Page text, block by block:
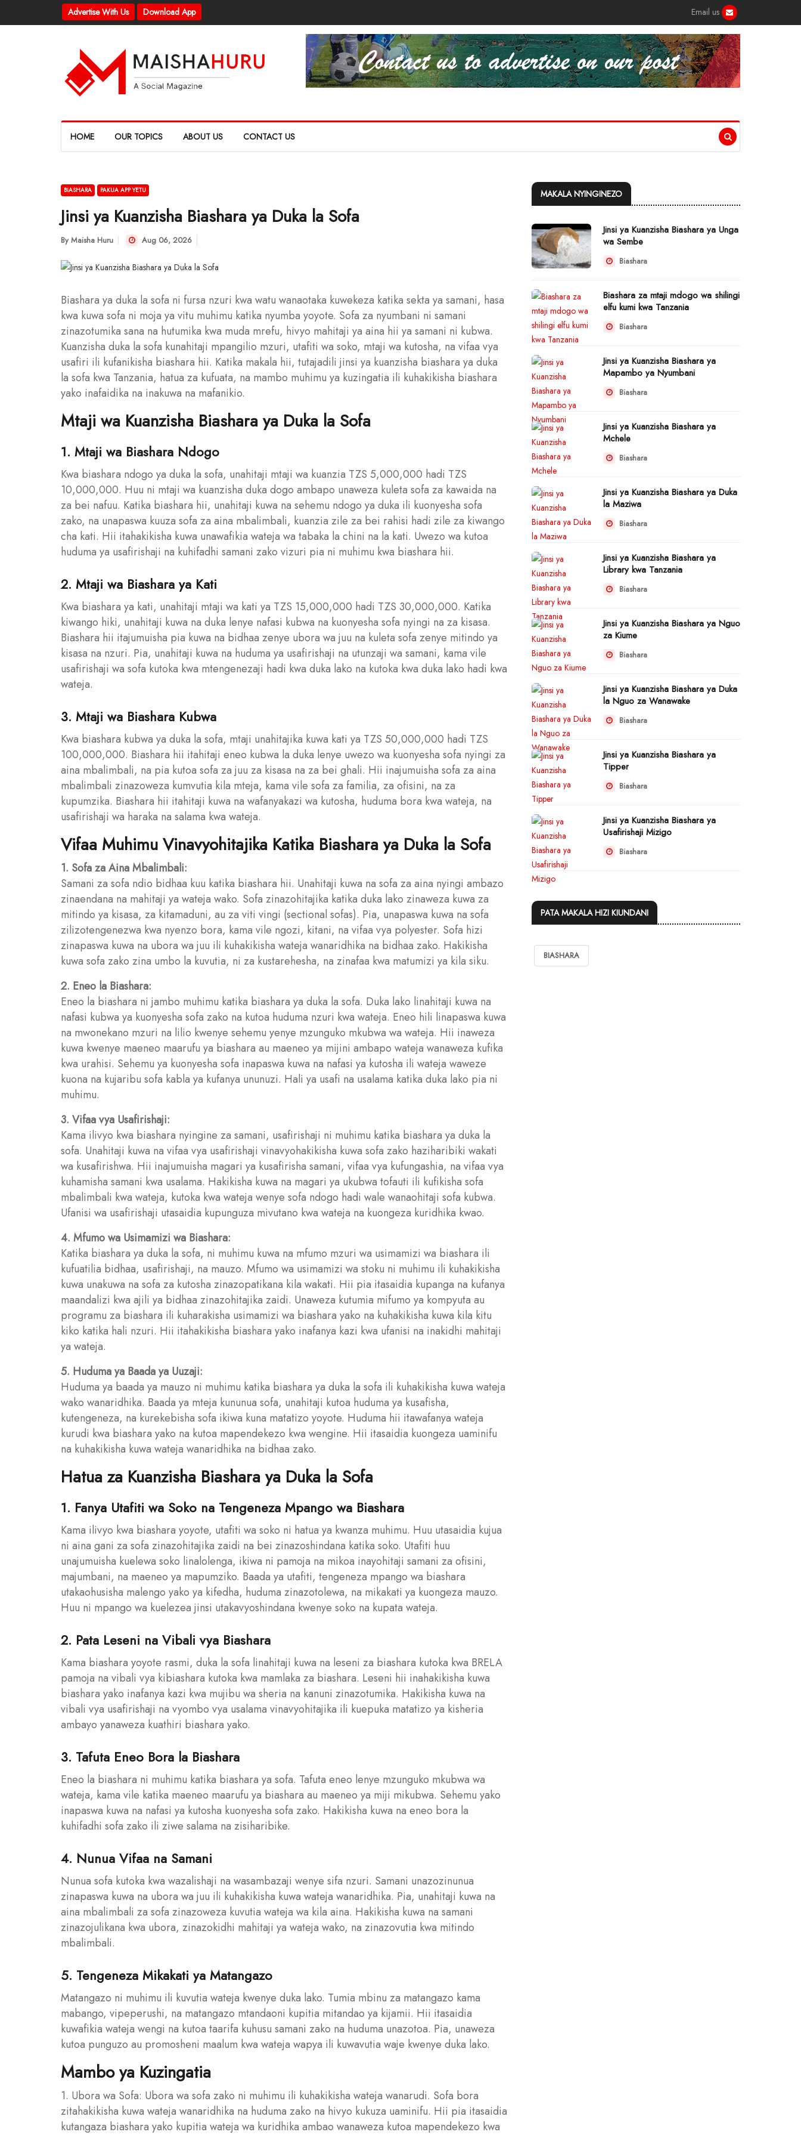
Advertise With Us Download App Email us
HOME OUR TOPICS ABOUT US CONTACT US
BIASHARA PAKUA APP YETU
Jinsi ya Kuanzisha Biashara ya Duka la Sofa
By Maisha Huru Aug 06, 2026
Biashara ya duka la sofa ni fursa nzuri kwa watu wanaotaka kuwekeza katika sekta ya samani, hasa
kwa kuwa sofa ni moja ya vitu muhimu katika nyumba yoyote. Sofa za nyumbani ni samani
zinazotumika sana na hutumika kwa muda mrefu, hivyo mahitaji ya aina hii ya samani ni kubwa.
Kuanzisha duka la sofa kunahitaji mpangilio mzuri, utafiti wa soko, mtaji wa kutosha, na vifaa vya
usafiri ili kufanikisha biashara hii. Katika makala hii, tutajadili jinsi ya kuanzisha biashara ya duka
la sofa kwa Tanzania, hatua za kufuata, na mambo muhimu ya kuzingatia ili kuhakikisha biashara
yako inafaidika na inakuwa na mafanikio.
Mtaji wa Kuanzisha Biashara ya Duka la Sofa
1. Mtaji wa Biashara Ndogo
Kwa biashara ndogo ya duka la sofa, unahitaji mtaji wa kuanzia TZS 5,000,000 hadi TZS
10,000,000. Huu ni mtaji wa kuanzisha duka dogo ambapo unaweza kuleta sofa za kawaida na
za bei nafuu. Katika biashara hii, unahitaji kuwa na sehemu ndogo ya duka ili kuonyesha sofa
zako, na unapaswa kuuza sofa za aina mbalimbali, kuanzia zile za bei rahisi hadi zile za kiwango
cha kati. Hii itahakikisha kuwa unawafikia wateja wa tabaka la chini na la kati. Uwezo wa kutoa
huduma ya usafirishaji na kuhifadhi samani zako vizuri pia ni muhimu kwa biashara hii.
2. Mtaji wa Biashara ya Kati
Kwa biashara ya kati, unahitaji mtaji wa kati ya TZS 15,000,000 hadi TZS 30,000,000. Katika
kiwango hiki, unahitaji kuwa na duka lenye nafasi kubwa na kuonyesha sofa nyingi na za kisasa.
Biashara hii itajumuisha pia kuwa na bidhaa zenye ubora wa juu na kuleta sofa zenye mitindo ya
kisasa na nzuri. Pia, unahitaji kuwa na huduma ya usafirishaji na utunzaji wa samani, kama vile
usafirishaji wa sofa kutoka kwa mtengenezaji hadi kwa duka lako na kutoka kwa duka lako hadi kwa
wateja.
3. Mtaji wa Biashara Kubwa
Kwa biashara kubwa ya duka la sofa, mtaji unahitajika kuwa kati ya TZS 50,000,000 hadi TZS
100,000,000. Biashara hii itahitaji eneo kubwa la duka lenye uwezo wa kuonyesha sofa nyingi za
aina mbalimbali, na pia kutoa sofa za juu za kisasa na za bei ghali. Hii inajumuisha sofa za aina
mbalimbali zinazoweza kumvutia kila mteja, kama vile sofa za familia, za ofisini, na za
kupumzika. Biashara hii itahitaji kuwa na wafanyakazi wa kutosha, huduma bora kwa wateja, na
usafirishaji wa haraka na salama kwa wateja.
Vifaa Muhimu Vinavyohitajika Katika Biashara ya Duka la Sofa
1. Sofa za Aina Mbalimbali:
Samani za sofa ndio bidhaa kuu katika biashara hii. Unahitaji kuwa na sofa za aina nyingi ambazo
zinaendana na mahitaji ya wateja wako. Sofa zinazohitajika katika duka lako zinaweza kuwa za
mitindo ya kisasa, za kitamaduni, au za viti vingi (sectional sofas). Pia, unapaswa kuwa na sofa
zilizotengenezwa kwa nyenzo bora, kama vile ngozi, kitani, na vifaa vya polyester. Sofa hizi
zinapaswa kuwa na ubora wa juu ili kuhakikisha wateja wanaridhika na bidhaa zako. Hakikisha
kuwa sofa zako zina umbo la kuvutia, ni za kustarehesha, na zinafaa kwa matumizi ya kila siku.
2. Eneo la Biashara:
Eneo la biashara ni jambo muhimu katika biashara ya duka la sofa. Duka lako linahitaji kuwa na
nafasi kubwa ya kuonyesha sofa zako na kutoa huduma nzuri kwa wateja. Eneo hili linapaswa kuwa
na mwonekano mzuri na lilio kwenye sehemu yenye mzunguko mkubwa wa wateja. Hii inaweza
kuwa kwenye maeneo maarufu ya biashara au maeneo ya mijini ambapo wateja wanaweza kufika
kwa urahisi. Sehemu ya kuonyesha sofa inapaswa kuwa na nafasi ya kutosha ili wateja waweze
kuona na kujaribu sofa kabla ya kufanya ununuzi. Hali ya usafi na usalama katika duka lako pia ni
muhimu.
3. Vifaa vya Usafirishaji:
Kama ilivyo kwa biashara nyingine za samani, usafirishaji ni muhimu katika biashara ya duka la
sofa. Unahitaji kuwa na vifaa vya usafirishaji vinavyohakikisha kuwa sofa zako haziharibiki wakati
wa kusafirishwa. Hii inajumuisha magari ya kusafirisha samani, vifaa vya kufungashia, na vifaa vya
kuhamisha samani kwa usalama. Hakikisha kuwa na magari ya ukubwa tofauti ili kufikisha sofa
mbalimbali kwa wateja, kutoka kwa wateja wenye sofa ndogo hadi wale wanaohitaji sofa kubwa.
Ufanisi wa usafirishaji utasaidia kupunguza mivutano kwa wateja na kuongeza kuridhika kwao.
4. Mfumo wa Usimamizi wa Biashara:
Katika biashara ya duka la sofa, ni muhimu kuwa na mfumo mzuri wa usimamizi wa biashara ili
kufuatilia bidhaa, usafirishaji, na mauzo. Mfumo wa usimamizi wa stoku ni muhimu ili kuhakikisha
kuwa unakuwa na sofa za kutosha zinazopatikana kila wakati. Hii pia itasaidia kupanga na kufanya
maandalizi kwa ajili ya bidhaa zinazohitajika zaidi. Unaweza kutumia mifumo ya kompyuta au
programu za biashara ili kuharakisha usimamizi wa biashara yako na kuhakikisha kuwa kila kitu
kiko katika hali nzuri. Hii itahakikisha biashara yako inafanya kazi kwa ufanisi na inakidhi mahitaji
ya wateja.
5. Huduma ya Baada ya Uuzaji:
Huduma ya baada ya mauzo ni muhimu katika biashara ya duka la sofa ili kuhakikisha kuwa wateja
wako wanaridhika. Baada ya mteja kununua sofa, unahitaji kutoa huduma ya kusafisha,
kutengeneza, na kurekebisha sofa ikiwa kuna matatizo yoyote. Huduma hii itawafanya wateja
kurudi kwa biashara yako na kutoa mapendekezo kwa wengine. Hii itasaidia kuongeza uaminifu
na kuhakikisha kuwa wateja wanaridhika na bidhaa zako.
Hatua za Kuanzisha Biashara ya Duka la Sofa
1. Fanya Utafiti wa Soko na Tengeneza Mpango wa Biashara
Kama ilivyo kwa biashara yoyote, utafiti wa soko ni hatua ya kwanza muhimu. Huu utasaidia kujua
ni aina gani za sofa zinazohitajika zaidi na bei zinazoshindana katika soko. Utafiti huu
unajumuisha kuelewa soko linalolenga, ikiwa ni pamoja na mikoa inayohitaji samani za ofisini,
majumbani, na maeneo ya mapumziko. Baada ya utafiti, tengeneza mpango wa biashara
utakaohusisha malengo yako ya kifedha, huduma zinazotolewa, na mikakati ya kuongeza mauzo.
Huu ni mpango wa kuelezea jinsi utakavyoshindana kwenye soko na kupata wateja.
2. Pata Leseni na Vibali vya Biashara
Kama biashara yoyote rasmi, duka la sofa linahitaji kuwa na leseni za biashara kutoka kwa BRELA
pamoja na vibali vya kibiashara kutoka kwa mamlaka za biashara. Leseni hii inahakikisha kuwa
biashara yako inafanya kazi kwa mujibu wa sheria na kanuni zinazotumika. Hakikisha kuwa na
vibali vya usafirishaji na vyombo vya usalama vinavyohitajika ili kuepuka matatizo ya kisheria
ambayo yanaweza kuathiri biashara yako.
3. Tafuta Eneo Bora la Biashara
Eneo la biashara ni muhimu katika biashara ya sofa. Tafuta eneo lenye mzunguko mkubwa wa
wateja, kama vile katika maeneo maarufu ya biashara au maeneo ya miji mikubwa. Sehemu yako
inapaswa kuwa na nafasi ya kutosha kuonyesha sofa zako. Hakikisha kuwa na eneo bora la
kuhifadhi sofa zako ili ziwe salama na zisiharibike.
4. Nunua Vifaa na Samani
Nunua sofa kutoka kwa wazalishaji na wasambazaji wenye sifa nzuri. Samani unazozinunua
zinapaswa kuwa na ubora wa juu ili kuhakikisha kuwa wateja wanaridhika. Pia, unahitaji kuwa na
aina mbalimbali za sofa zinazoweza kuvutia wateja wa kila aina. Hakikisha kuwa na samani
zinazojulikana kwa ubora, zinazokidhi mahitaji ya wateja wako, na zinazovutia kwa mitindo
mbalimbali.
5. Tengeneza Mikakati ya Matangazo
Matangazo ni muhimu ili kuvutia wateja kwenye duka lako. Tumia mbinu za matangazo kama
mabango, vipeperushi, na matangazo mtandaoni kupitia mitandao ya kijamii. Hii itasaidia
kuwafikia wateja wengi na kutoa taarifa kuhusu samani zako na huduma unazotoa. Pia, unaweza
kutoa punguzo au promosheni maalum kwa wateja wapya ili kuwavutia waje kwenye duka lako.
Mambo ya Kuzingatia
1. Ubora wa Sofa: Ubora wa sofa zako ni muhimu ili kuhakikisha wateja wanarudi. Sofa bora
zitahakikisha kuwa wateja wanaridhika na huduma zako na hivyo kukuza uaminifu. Hii pia itasaidia
kutangaza biashara yako kupitia wateja wa kuridhika ambao wanaweza kutoa mapendekezo kwa
MAKALA NYINGINEZO
Jinsi ya Kuanzisha Biashara ya Unga
wa Sembe
Biashara
Biashara za mtaji mdogo wa shilingi
elfu kumi kwa Tanzania
Biashara
Jinsi ya Kuanzisha Biashara ya
Mapambo ya Nyumbani
Biashara
Jinsi ya Kuanzisha Biashara ya
Mchele
Biashara
Jinsi ya Kuanzisha Biashara ya Duka
la Maziwa
Biashara
Jinsi ya Kuanzisha Biashara ya
Library kwa Tanzania
Biashara
Jinsi ya Kuanzisha Biashara ya Nguo
za Kiume
Biashara
Jinsi ya Kuanzisha Biashara ya Duka
la Nguo za Wanawake
Biashara
Jinsi ya Kuanzisha Biashara ya
Tipper
Biashara
Jinsi ya Kuanzisha Biashara ya
Usafirishaji Mizigo
Biashara
PATA MAKALA HIZI KIUNDANI
BIASHARA